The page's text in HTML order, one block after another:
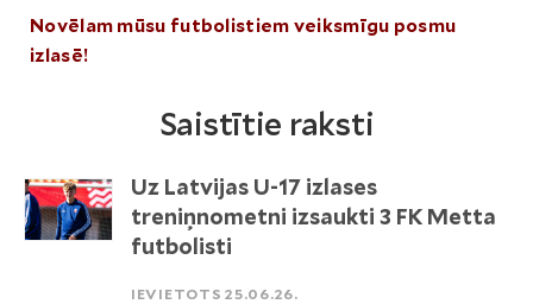
Novēlam mūsu futbolistiem veiksmīgu posmu
izlasē!
Saistītie raksti
Uz Latvijas U-17 izlases
treniņnometni izsaukti 3 FK Metta
futbolisti
IEVIETOTS 25.06.26.